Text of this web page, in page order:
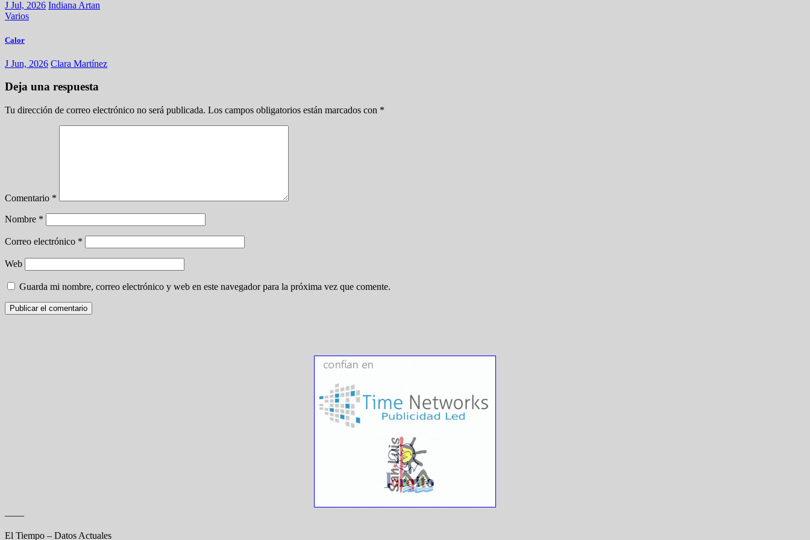
J Jul, 2026 Indiana Artan
Varios
Calor
J Jun, 2026 Clara Martínez
Deja una respuesta
Tu dirección de correo electrónico no será publicada. Los campos obligatorios están marcados con *
Comentario *
Nombre *
Correo electrónico *
Web
Guarda mi nombre, correo electrónico y web en este navegador para la próxima vez que comente.
——
El Tiempo – Datos Actuales